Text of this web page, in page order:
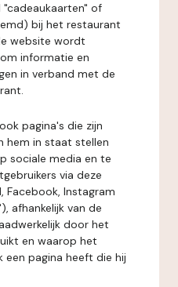
of
bij het restaurant
website wordt
informatie en
in verband met de
pagina's die zijn
hem in staat stellen
sociale media en te
via deze
Facebook, Instagram
afhankelijk van de
door het
en waarop het
een pagina heeft die hij